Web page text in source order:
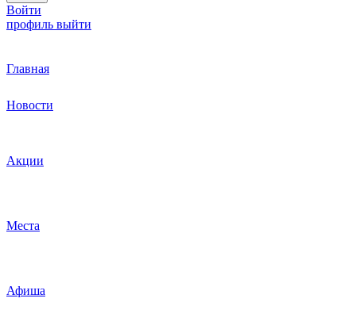
Войти
профиль выйти
Главная
Новости
Акции
Места
Афиша